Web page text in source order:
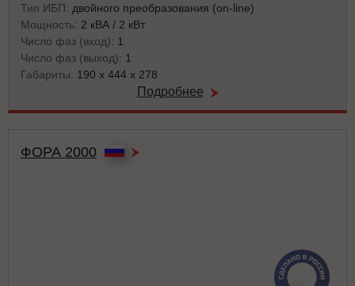
Тип ИБП: двойного преобразования (on-line)
Мощность: 2 кВА / 2 кВт
Число фаз (вход): 1
Число фаз (выход): 1
Габариты: 190 x 444 x 278
Подробнее
ФОРА 2000